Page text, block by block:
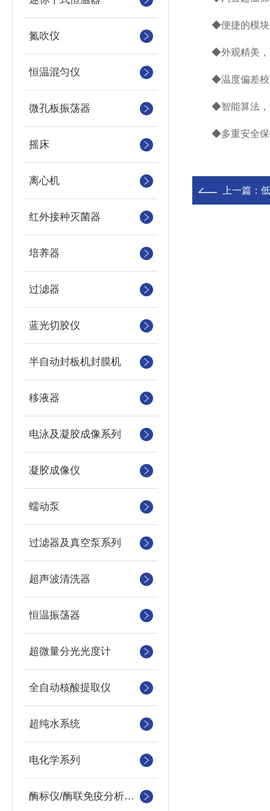
氮吹仪
恒温混匀仪
微孔板振荡器
摇床
离心机
红外接种灭菌器
培养器
过滤器
蓝光切胶仪
半自动封板机封膜机
移液器
电泳及凝胶成像系列
凝胶成像仪
蠕动泵
过滤器及真空泵系列
超声波清洗器
恒温振荡器
超微量分光光度计
全自动核酸提取仪
超纯水系统
电化学系列
酶标仪/酶联免疫分析仪及洗板机
◆便捷的模块
◆外观精美，
◆温度偏差校准
◆智能算法，保
◆多重安全保护
上一篇：